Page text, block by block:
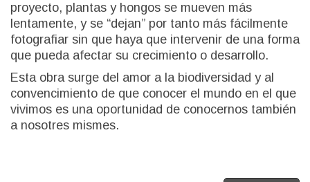
proyecto, plantas y hongos se mueven más
lentamente, y se “dejan” por tanto más fácilmente
fotografiar sin que haya que intervenir de una forma
que pueda afectar su crecimiento o desarrollo.
Esta obra surge del amor a la biodiversidad y al
convencimiento de que conocer el mundo en el que
vivimos es una oportunidad de conocernos también
a nosotres mismes.